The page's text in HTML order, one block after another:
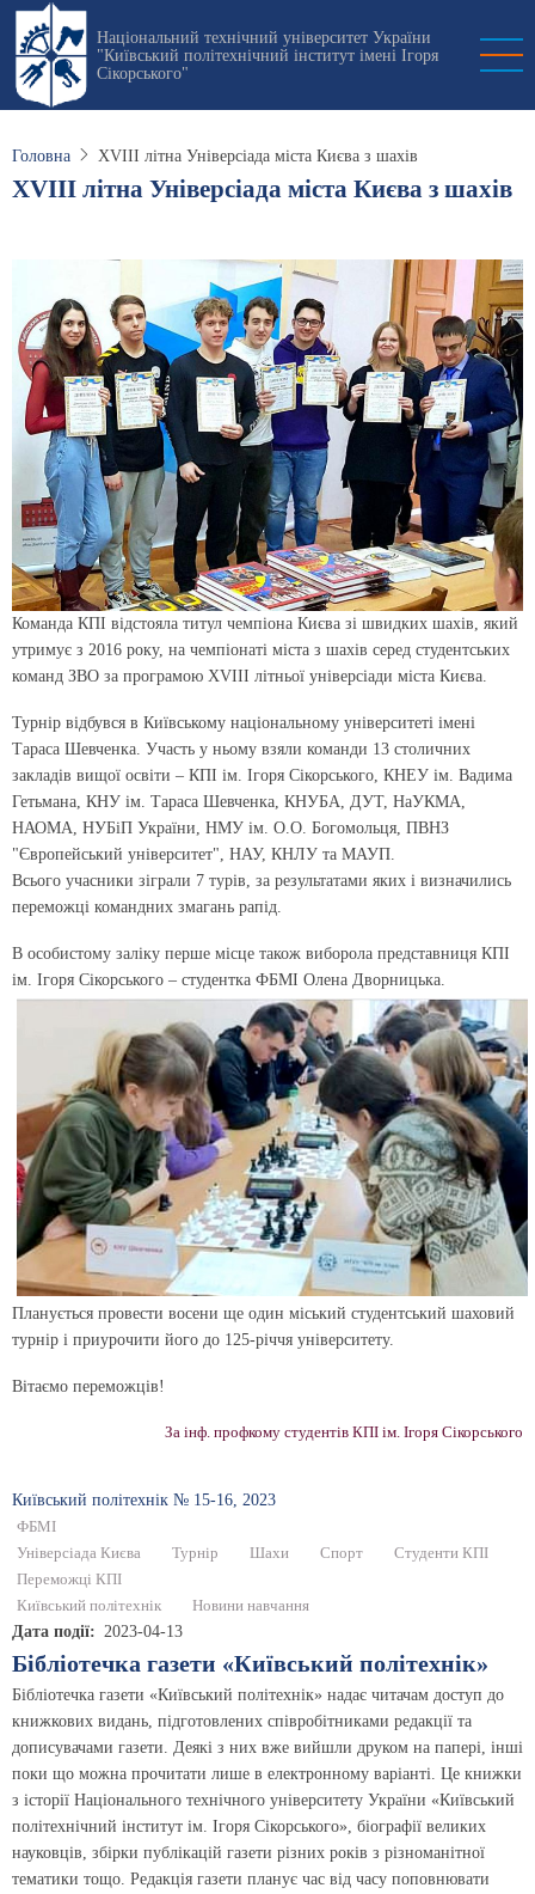
Перейти
основного
вмісту
Національний технічний університет України
"Київський політехнічний інститут імені Ігоря
Сікорського"
Головна XVIII літна Універсіада міста Києва з шахів
XVIII літна Універсіада міста Києва з шахів
Команда КПІ відстояла титул чемпіона Києва зі швидких шахів, який
утримує з 2016 року, на чемпіонаті міста з шахів серед студентських
команд ЗВО за програмою XVIII літньої універсіади міста Києва.
Турнір відбувся в Київському національному університеті імені
Тараса Шевченка. Участь у ньому взяли команди 13 столичних
закладів вищої освіти – КПІ ім. Ігоря Сікорського, КНЕУ ім. Вадима
Гетьмана, КНУ ім. Тараса Шевченка, КНУБА, ДУТ, НаУКМА,
НАОМА, НУБіП України, НМУ ім. О.О. Богомольця, ПВНЗ
"Європейський університет", НАУ, КНЛУ та МАУП.
Всього учасники зіграли 7 турів, за результатами яких і визначились
переможці командних змагань рапід.
В особистому заліку перше місце також виборола представниця КПІ
ім. Ігоря Сікорського – студентка ФБМІ Олена Дворницька.
Планується провести восени ще один міський студентський шаховий
турнір і приурочити його до 125-річчя університету.
Вітаємо переможців!
За інф. профкому студентів КПІ ім. Ігоря Сікорського
Київський полiтехнiк № 15-16, 2023
ФБМІ
Універсіада Києва
Турнір Шахи Спорт
Студенти КПІ
Переможці КПІ
Київський політехнік
Новини навчання
Дата події 2023-04-13
Бібліотечка газети «Київський політехнік»
Бібліотечка газети «Київський політехнік» надає читачам доступ до
книжкових видань, підготовлених співробітниками редакції та
дописувачами газети. Деякі з них вже вийшли друком на папері, інші
поки що можна прочитати лише в електронному варіанті. Це книжки
з історії Національного технічного університету України «Київський
політехнічний інститут ім. Ігоря Сікорського», біографії великих
науковців, збірки публікацій газети різних років з різноманітної
тематики тощо. Редакція газети планує час від часу поповнювати